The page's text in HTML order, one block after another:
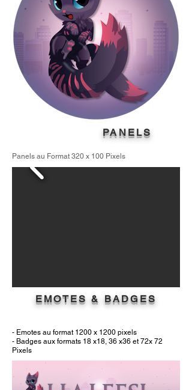
PANELS
Panels au Format 320 x 1 00 Pixels
EMOTES & BADGES
- Emotes au format 1200 x 1200 pixels
- Badges aux formats 18 x18, 36 x36 et 72x 72
Pixels